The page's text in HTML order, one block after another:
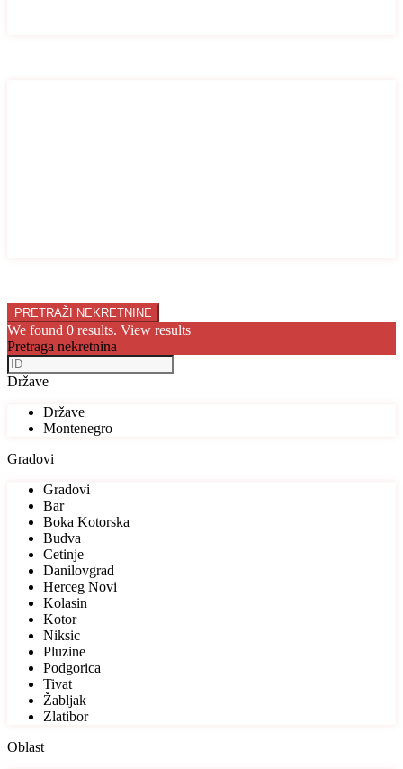
We found 0 results. View results
Pretraga nekretnina
Države
Države
Montenegro
Gradovi
Gradovi
Bar
Boka Kotorska
Budva
Cetinje
Danilovgrad
Herceg Novi
Kolasin
Kotor
Niksic
Pluzine
Podgorica
Tivat
Žabljak
Zlatibor
Oblast